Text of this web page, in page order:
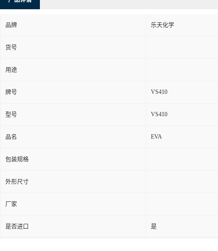
品牌 乐天化学
货号
用途
牌号 VS410
型号 VS410
品名 EVA
包装规格
外形尺寸
厂家
是否进口 是